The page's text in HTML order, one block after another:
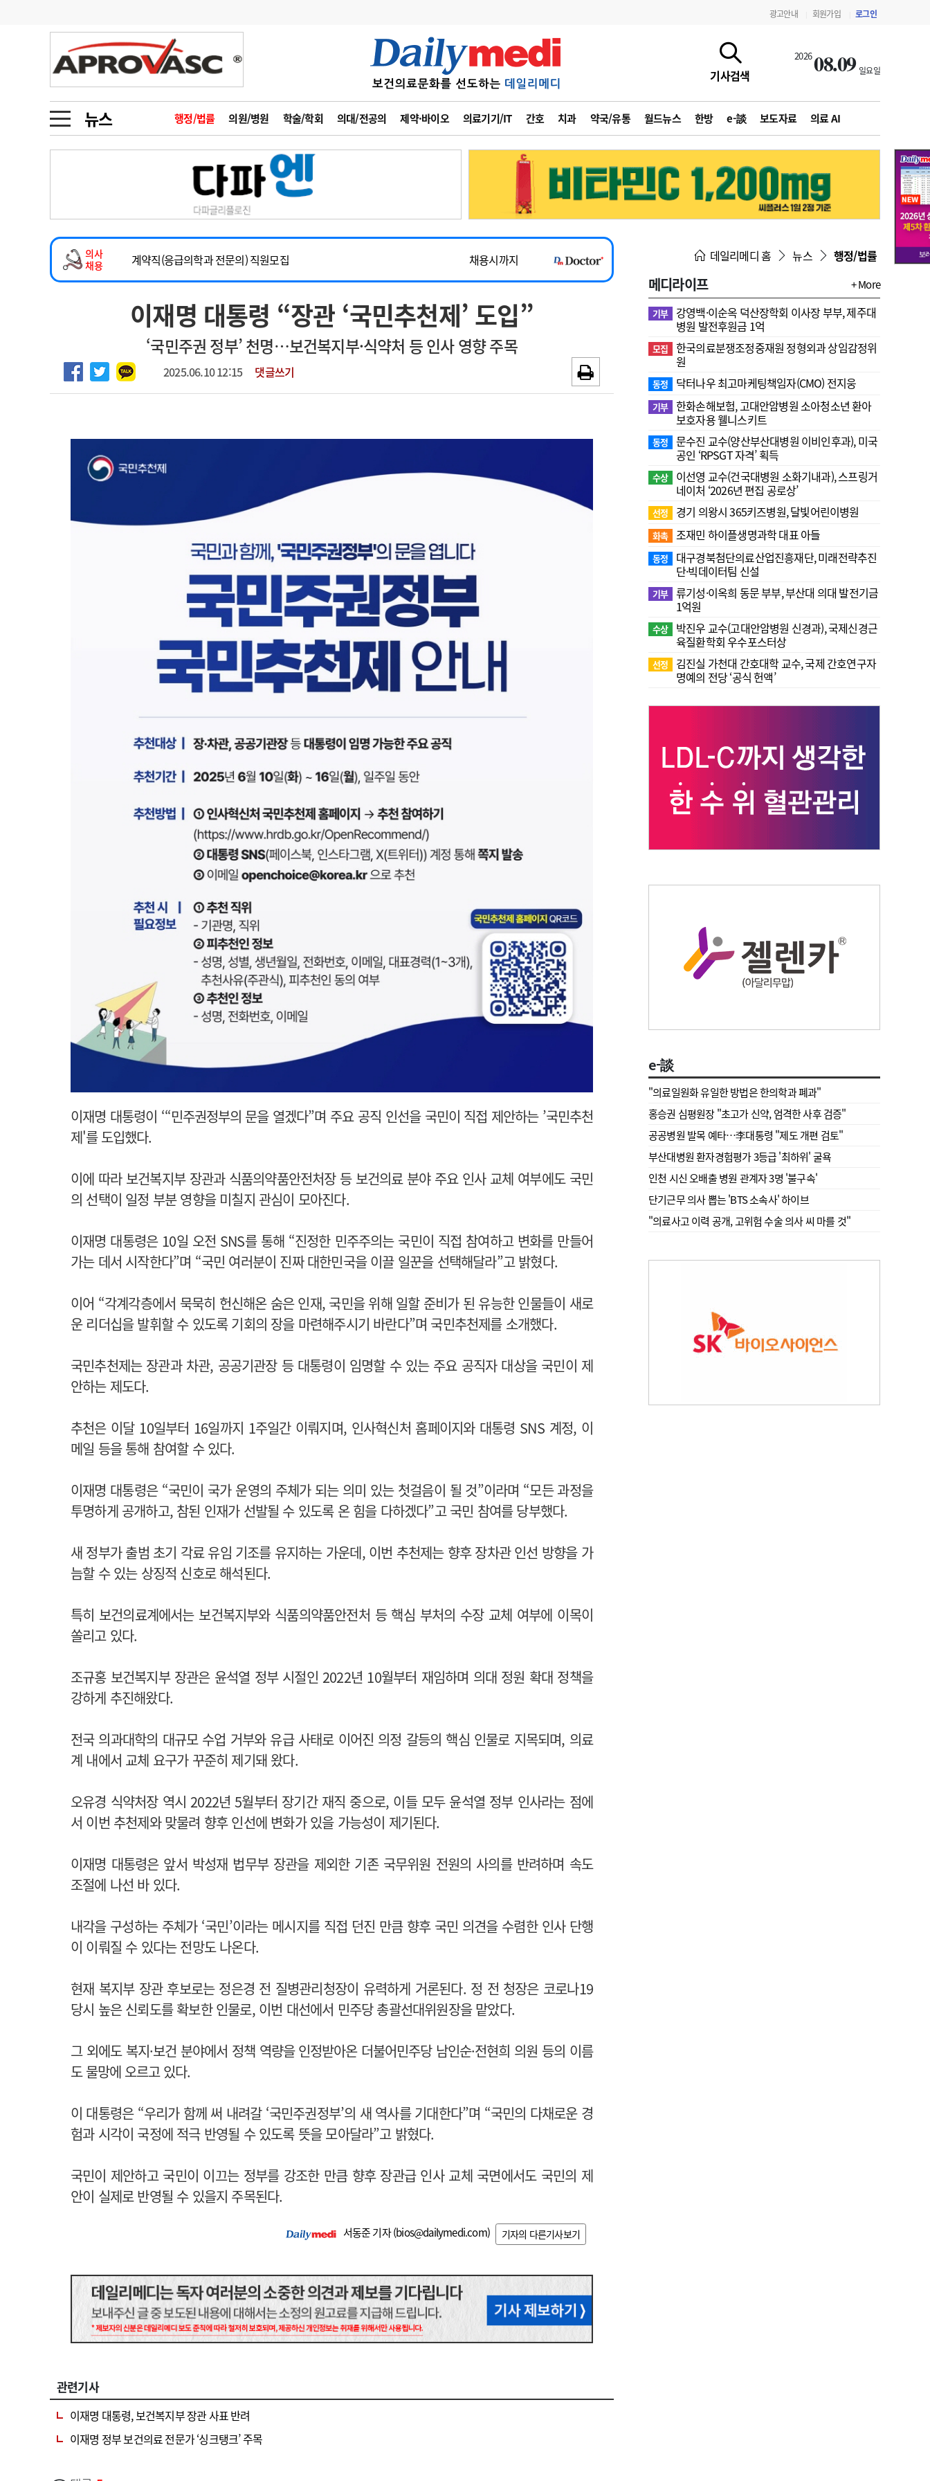
광고안내 회원가입 로그인
기사검색
202608.09 일요일
뉴스 행정/법률 의원/병원 학술/학회 의대/전공의 제약·바이오 의료기기/IT 간호 치과 약국/유통 월드뉴스 한방 e-談 보도자료 의료 AI
금주의 검색어
1
의사인력 수급 추계
2
성분명 처방
3
AI의료
4
전공의 모집 결과
6
관리급여 실시
지필공 지원책
수련환경 개선
의과대학 입시
메디인포 인사 사고
오피니언 칼럼 수첩
인물 초대석 피플
동영상뉴스
포토뉴스
메디 Hospital 지역병원 중소병원
인포메이션 행정처분 판례 정책/통계 공시 지침·기준·평가 약제급여 심사 결과
회사소개 법적고지 광고안내
의사
채용
2026년 하반기 인턴 모집
~2026-08-31
마취통증의학과 임기제 임상의사 채용
채용시까지
계약직(응급의학과 전문의) 직원모집
채용시까지
하반기 전공의(레지던트1년차) 모집
~2026-08-15
2026년 하반기 인턴 모집
~2026-08-31
마취통증의학과 임기제 임상의사 채용
채용시까지
이재명 대통령 “장관 ‘국민추천제’ 도입”
‘국민주권 정부’ 천명…보건복지부·식약처 등 인사 영향 주목
2025.06.10 12:15 댓글쓰기
이재명 대통령이 ‘“민주권정부의 문을 열겠다”며 주요 공직 인선을 국민이 직접 제안하는 ’국민추천
제'를 도입했다.
이에 따라 보건복지부 장관과 식품의약품안전처장 등 보건의료 분야 주요 인사 교체 여부에도 국민
의 선택이 일정 부분 영향을 미칠지 관심이 모아진다.
이재명 대통령은 10일 오전 SNS를 통해 “진정한 민주주의는 국민이 직접 참여하고 변화를 만들어
가는 데서 시작한다”며 “국민 여러분이 진짜 대한민국을 이끌 일꾼을 선택해달라”고 밝혔다.
이어 “각계각층에서 묵묵히 헌신해온 숨은 인재, 국민을 위해 일할 준비가 된 유능한 인물들이 새로
운 리더십을 발휘할 수 있도록 기회의 장을 마련해주시기 바란다”며 국민추천제를 소개했다.
국민추천제는 장관과 차관, 공공기관장 등 대통령이 임명할 수 있는 주요 공직자 대상을 국민이 제
안하는 제도다.
추천은 이달 10일부터 16일까지 1주일간 이뤄지며, 인사혁신처 홈페이지와 대통령 SNS 계정, 이
메일 등을 통해 참여할 수 있다.
이재명 대통령은 “국민이 국가 운영의 주체가 되는 의미 있는 첫걸음이 될 것”이라며 “모든 과정을
투명하게 공개하고, 참된 인재가 선발될 수 있도록 온 힘을 다하겠다”고 국민 참여를 당부했다.
새 정부가 출범 초기 각료 유임 기조를 유지하는 가운데, 이번 추천제는 향후 장차관 인선 방향을 가
늠할 수 있는 상징적 신호로 해석된다.
특히 보건의료계에서는 보건복지부와 식품의약품안전처 등 핵심 부처의 수장 교체 여부에 이목이
쏠리고 있다.
조규홍 보건복지부 장관은 윤석열 정부 시절인 2022년 10월부터 재임하며 의대 정원 확대 정책을
강하게 추진해왔다.
전국 의과대학의 대규모 수업 거부와 유급 사태로 이어진 의정 갈등의 핵심 인물로 지목되며, 의료
계 내에서 교체 요구가 꾸준히 제기돼 왔다.
오유경 식약처장 역시 2022년 5월부터 장기간 재직 중으로, 이들 모두 윤석열 정부 인사라는 점에
서 이번 추천제와 맞물려 향후 인선에 변화가 있을 가능성이 제기된다.
이재명 대통령은 앞서 박성재 법무부 장관을 제외한 기존 국무위원 전원의 사의를 반려하며 속도
조절에 나선 바 있다.
내각을 구성하는 주체가 ‘국민’이라는 메시지를 직접 던진 만큼 향후 국민 의견을 수렴한 인사 단행
이 이뤄질 수 있다는 전망도 나온다.
현재 복지부 장관 후보로는 정은경 전 질병관리청장이 유력하게 거론된다. 정 전 청장은 코로나19
당시 높은 신뢰도를 확보한 인물로, 이번 대선에서 민주당 총괄선대위원장을 맡았다.
그 외에도 복지·보건 분야에서 정책 역량을 인정받아온 더불어민주당 남인순·전현희 의원 등의 이름
도 물망에 오르고 있다.
이 대통령은 “우리가 함께 써 내려갈 ‘국민주권정부’의 새 역사를 기대한다”며 “국민의 다채로운 경
험과 시각이 국정에 적극 반영될 수 있도록 뜻을 모아달라”고 밝혔다.
국민이 제안하고 국민이 이끄는 정부를 강조한 만큼 향후 장관급 인사 교체 국면에서도 국민의 제
안이 실제로 반영될 수 있을지 주목된다.
서동준 기자 (bios@dailymedi.com) 기자의 다른기사보기
관련기사
이재명 대통령, 보건복지부 장관 사표 반려
이재명 정부 보건의료 전문가 ‘싱크탱크’ 주목
데일리메디 홈 뉴스 행정/법률
메디라이프 + More
기부
강영백·이순옥 덕산장학회 이사장 부부, 제주대
병원 발전후원금 1억
모집
한국의료분쟁조정중재원 정형외과 상임감정위
원
동정 닥터나우 최고마케팅책임자(CMO) 전지웅
기부 한화손해보험, 고대안암병원 소아청소년 환아
보호자용 웰니스키트
동정
문수진 교수( 양산부산대병원 이비인후과), 미국
공인 ‘RPSGT 자격’ 획득
수상
이선영 교수(건국대병원 소화기내과), 스프링거
네이처 ‘2026년 편집 공로상’
선정 경기 의왕시 365키즈병원, 달빛어린이병원
화촉 조재민 하이플생명과학 대표 아들
동정
대구경북첨단의료산업진흥재단, 미래전략추진
단·빅데이터팀 신설
기부 류기성·이옥희 동문 부부, 부산대 의대 발전기금
1억원
수상
박진우 교수(고대안암병원 신경과), 국제신경근
육질환학회 우수포스터상
선정
김진실 가천대 간호대학 교수, 국제 간호연구자
명예의 전당 ‘공식 헌액’
e-談
"의료일원화 유일한 방법은 한의학과 폐과"
홍승권 심평원장 " 초고가 신약, 엄격한 사후 검증"
공공병원 발목 예타…李대통령 "제도 개편 검토"
부산대병원 환자경험평가 3등급 '최하위' 굴욕
인천 시신 오배출 병원 관계자 3명 '불구속'
단기근무 의사 뽑는 'BTS 소속사' 하이브
"의료사고 이력 공개, 고위험 수술 의사 씨 마를 것"